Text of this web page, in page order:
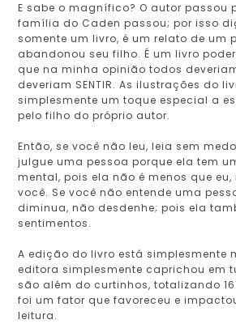
E sabe o magnífico? O autor passou
família do Caden passou; por isso
somente um livro, é um relato de um
abandonou seu filho. É um livro
que na minha opinião todos
deveriam SENTIR. As ilustrações do
simplesmente um toque especial a
pelo filho do próprio autor.
Então, se você não leu, leia sem
julgue uma pessoa porque ela tem
mental, pois ela não é menos que
você. Se você não entende uma
diminua, não desdenhe; pois ela
sentimentos.
A edição do livro está simplesmente
editora simplesmente caprichou em
são além do curtinhos, totalizando
foi um fator que favoreceu e
leitura.